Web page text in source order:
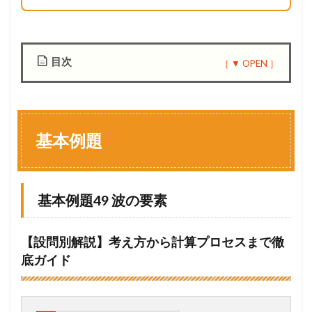
目次
例
題
1.1
本
例
題
9
素
基本例題
基本例題49 波の要素
【設問別解説】考え方から計算プロセスまで徹
底ガイド